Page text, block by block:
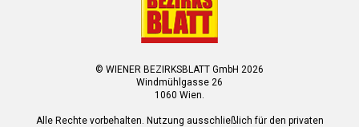
© WIENER BEZIRKSBLATT GmbH 2026
Windmühlgasse 26
1060 Wien.
Alle Rechte vorbehalten. Nutzung ausschließlich für den privaten